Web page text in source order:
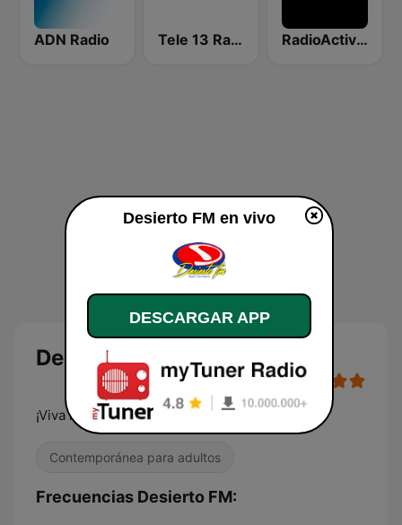
ADN Radio Tele 13 Radio RadioActiva 92.5
Desierto FM
¡Viva la música!
Contemporánea para adultos
Frecuencias Desierto FM:
Desierto FM en vivo
DESCARGAR APP